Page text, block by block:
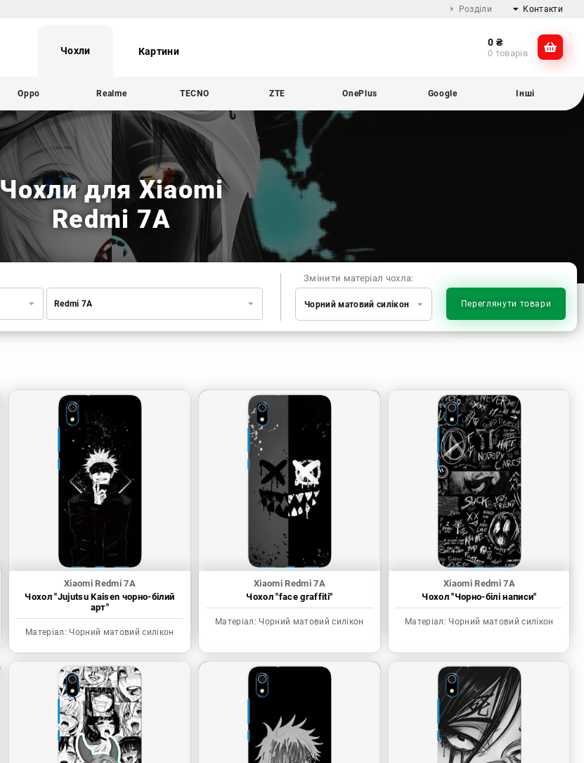
Розділи Контакти
@dikocase
Чохли Картини
0 ₴
0 товарів
Oppo Realme TECNO ZTE OnePlus Google Інші
Чохли для Xiaomi
Redmi 7A
Змінити матеріал чохла:
Чорний матовий силікон Переглянути товари
Redmi 7A
Xiaomi Redmi 7A
Чохол "Jujutsu Kaisen чорно-білий
арт"
Матеріал: Чорний матовий силікон
Xiaomi Redmi 7A
Чохол "face graffiti"
Матеріал: Чорний матовий силікон
Xiaomi Redmi 7A
Чохол "Чорно-білі написи"
Матеріал: Чорний матовий силікон